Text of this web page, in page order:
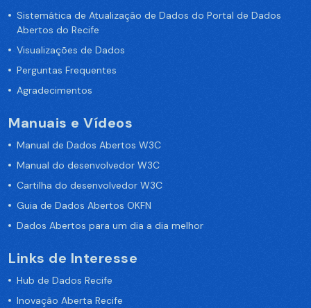
Sistemática de Atualização de Dados do Portal de Dados
Abertos do Recife
Visualizações de Dados
Perguntas Frequentes
Agradecimentos
Manuais e Vídeos
Manual de Dados Abertos W3C
Manual do desenvolvedor W3C
Cartilha do desenvolvedor W3C
Guia de Dados Abertos OKFN
Dados Abertos para um dia a dia melhor
Links de Interesse
Hub de Dados Recife
Inovação Aberta Recife